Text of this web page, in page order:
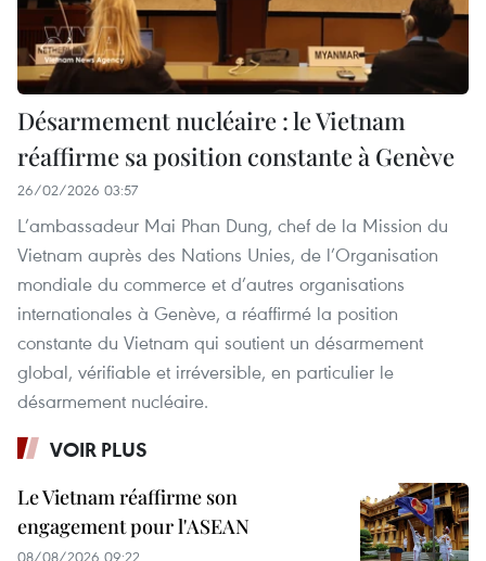
Désarmement nucléaire : le Vietnam
réaffirme sa position constante à Genève
26/02/2026 03:57
L’ambassadeur Mai Phan Dung, chef de la Mission du
Vietnam auprès des Nations Unies, de l’Organisation
mondiale du commerce et d’autres organisations
internationales à Genève, a réaffirmé la position
constante du Vietnam qui soutient un désarmement
global, vérifiable et irréversible, en particulier le
désarmement nucléaire.
VOIR PLUS
Le Vietnam réaffirme son
engagement pour l'ASEAN
08/08/2026 09:22